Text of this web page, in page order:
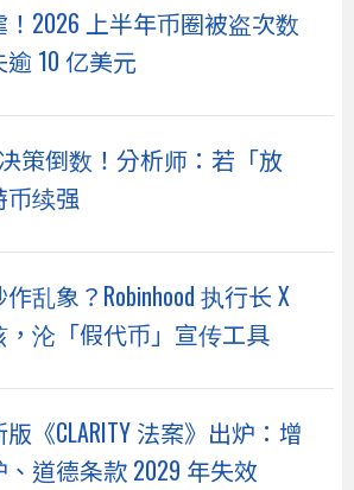
2026 上半年币圈被盗次数
10 亿美元
策倒数！分析师：若「放
续强
乱象？Robinhood 执行长 X
沦「假代币」宣传工具
《CLARITY 法案》出炉：增
道德条款 2029 年失效